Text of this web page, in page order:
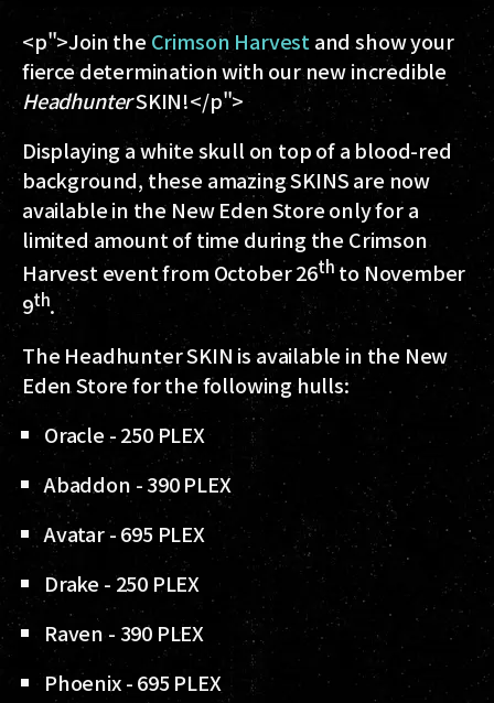
<p">Join theCrimson Harvestand show your
fierce determination with our new incredible
HeadhunterSKIN!</p">
Displaying a white skull on top of a blood-red
background, these amazing SKINS are now
available in the New Eden Store only for a
limited amount of time during the Crimson
Harvest event from October 26thto November
9th.
The Headhunter SKIN is available in the New
Eden Store for the following hulls:
Oracle - 250 PLEX
Abaddon - 390 PLEX
Avatar - 695 PLEX
Drake - 250 PLEX
Raven - 390 PLEX
Phoenix - 695 PLEX